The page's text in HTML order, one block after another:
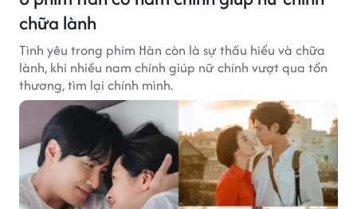
chữa lành
Tình yêu trong phim Hàn còn là sự thấu hiểu và chữa
lành, khi nhiều nam chính giúp nữ chính vượt qua tổn
thương, tìm lại chính mình.